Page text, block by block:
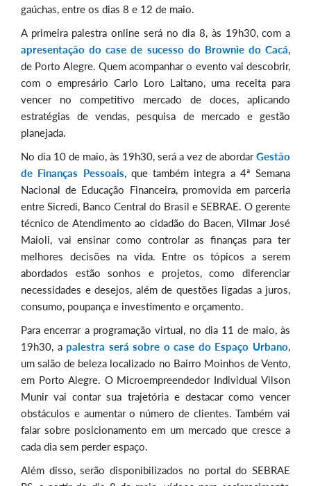
gaúchas, entre os dias 8 e 12 de maio.
A primeira palestra online será no dia 8, às 19h30, com a
apresentação do case de sucesso do Brownie do Cacá,
de Porto Alegre. Quem acompanhar o evento vai descobrir,
com o empresário Carlo Loro Laitano, uma receita para
vencer no competitivo mercado de doces, aplicando
estratégias de vendas, pesquisa de mercado e gestão
planejada.
No dia 10 de maio, às 19h30, será a vez de abordarGestão
de Finanças Pessoais, que também integra a 4ª Semana
Nacional de Educação Financeira, promovida em parceria
entre Sicredi, Banco Central do Brasil e SEBRAE. O gerente
técnico de Atendimento ao cidadão do Bacen, Vilmar José
Maioli, vai ensinar como controlar as finanças para ter
melhores decisões na vida. Entre os tópicos a serem
abordados estão sonhos e projetos, como diferenciar
necessidades e desejos, além de questões ligadas a juros,
consumo, poupança e investimento e orçamento.
Para encerrar a programação virtual, no dia 11 de maio, às
19h30, a palestra será sobre o case do Espaço Urbano,
um salão de beleza localizado no Bairro Moinhos de Vento,
em Porto Alegre. O Microempreendedor Individual Vilson
Munir vai contar sua trajetória e destacar como vencer
obstáculos e aumentar o número de clientes. Também vai
falar sobre posicionamento em um mercado que cresce a
cada dia sem perder espaço.
Além disso, serão disponibilizados no portal do SEBRAE